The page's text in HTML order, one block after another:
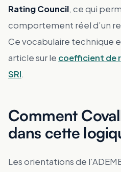
Rating Council, ce qui
comportement réel d’un
Ce vocabulaire technique
article sur le coefficient de
SRI.
Comment
dans cette
Les orientations de